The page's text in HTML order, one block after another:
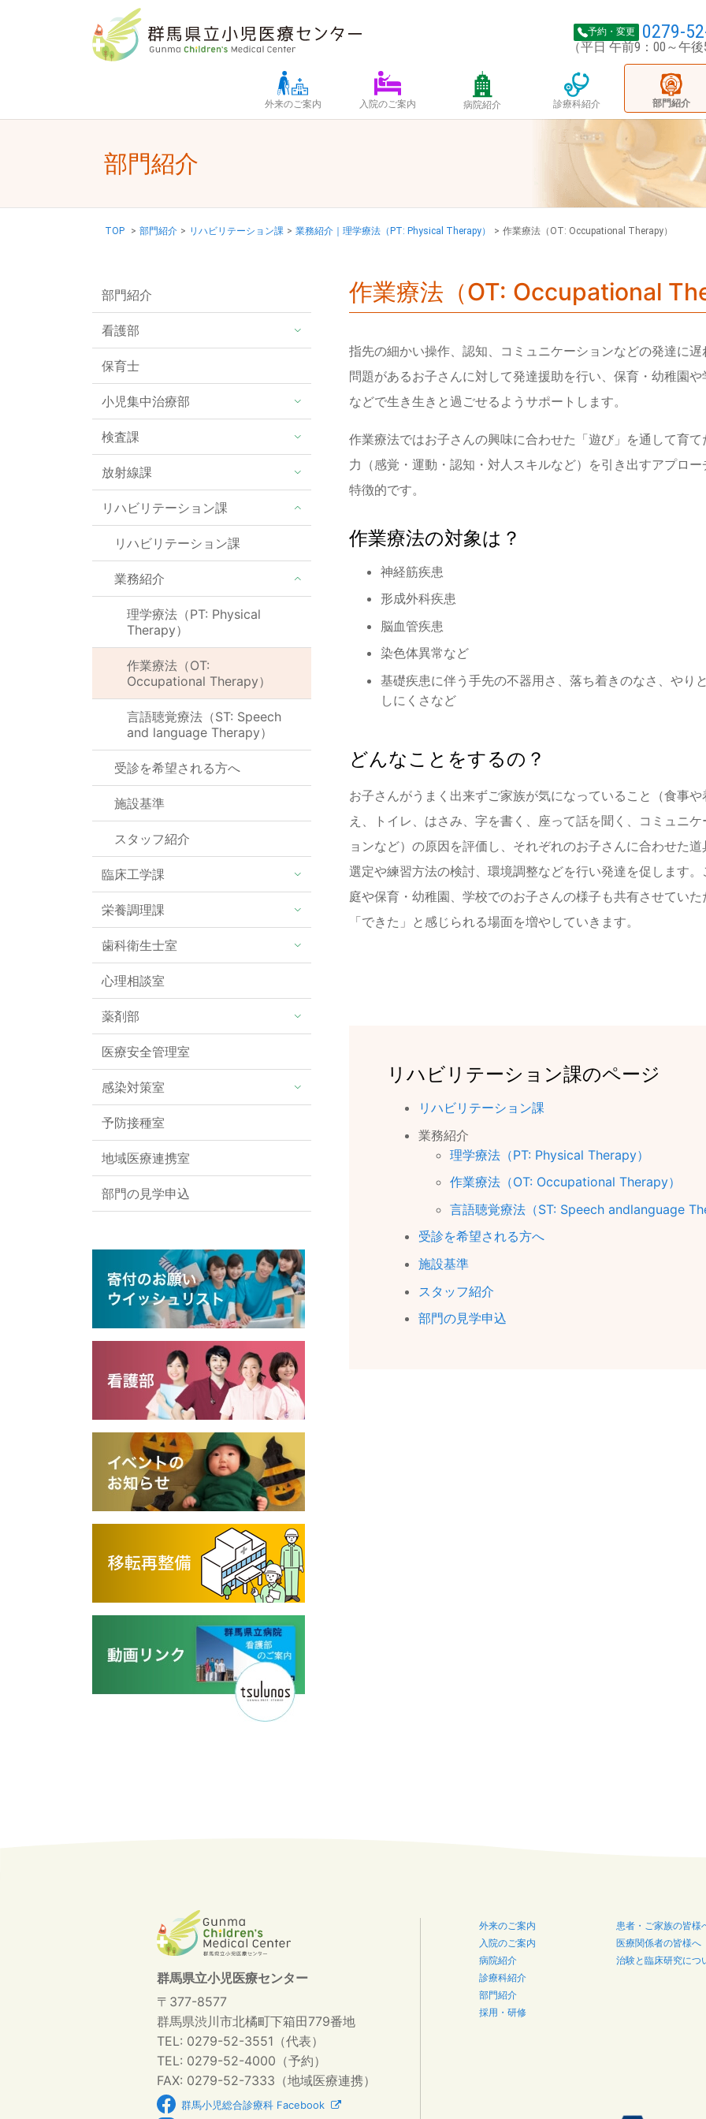
予約・変更 0279-
（平日 午前9：00～午後
外来のご案内 入院のご案内 病院紹介 診療科紹介 部門紹介
部門紹介
TOP > 部門紹介 > リハビリテーション課 > 業務紹介｜理学療法（PT: Physical Therapy） > 作業療法（OT: Occupational Therapy）
部門紹介
看護部
保育士
小児集中治療部
検査課
放射線課
リハビリテーション課
リハビリテーション課
業務紹介
理学療法（PT: Physical
Therapy）
作業療法（OT:
Occupational Therapy）
言語聴覚療法（ST: Speech
and language Therapy）
受診を希望される方へ
施設基準
スタッフ紹介
臨床工学課
栄養調理課
歯科衛生士室
心理相談室
薬剤部
医療安全管理室
感染対策室
予防接種室
地域医療連携室
部門の見学申込
作業療法（OT: Occupational
指先の細かい操作、認知、コミュニケーションなどの発達に遅
問題があるお子さんに対して発達援助を行い、保育・幼稚園や
などで生き生きと過ごせるようサポートします。
作業療法ではお子さんの興味に合わせた「遊び」を通して育て
力（感覚・運動・認知・対人スキルなど）を引き出すアプロー
特徴的です。
作業療法の対象は？
神経筋疾患
形成外科疾患
脳血管疾患
染色体異常など
基礎疾患に伴う手先の不器用さ、落ち着きのなさ、やり
しにくさなど
どんなことをするの？
お子さんがうまく出来ずご家族が気になっていること（食事や
え、トイレ、はさみ、字を書く、座って話を聞く、コミュニケ
ョンなど）の原因を評価し、それぞれのお子さんに合わせた道
選定や練習方法の検討、環境調整などを行い発達を促します。
庭や保育・幼稚園、学校でのお子さんの様子も共有させていた
「できた」と感じられる場面を増やしていきます。
リハビリテーション課のページ
リハビリテーション課
業務紹介
理学療法（PT: Physical Therapy）
作業療法（OT: Occupational Therapy）
言語聴覚療法（ST: Speech andlanguage
受診を希望される方へ
施設基準
スタッフ紹介
部門の見学申込
群馬県立小児医療センター
〒377-8577
群馬県渋川市北橘町下箱田779番地
TEL: 0279-52-3551（代表）
TEL: 0279-52-4000（予約）
FAX: 0279-52-7333（地域医療連携）
群馬小児総合診療科 Facebook
外来のご案内
入院のご案内
病院紹介
診療科紹介
部門紹介
採用・研修
患者・ご家族の皆様
医療関係者の皆様へ
治験と臨床研究につ